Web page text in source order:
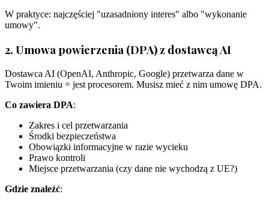
W praktyce: najczęściej "uzasadniony interes" albo "wykonanie
umowy".
2. Umowa powierzenia (DPA) z dostawcą AI
Dostawca AI (OpenAI, Anthropic, Google) przetwarza dane w
Twoim imieniu = jest procesorem. Musisz mieć z nim umowę DPA.
Co zawiera DPA:
Zakres i cel przetwarzania
Środki bezpieczeństwa
Obowiązki informacyjne w razie wycieku
Prawo kontroli
Miejsce przetwarzania (czy dane nie wychodzą z UE?)
Gdzie znaleźć: